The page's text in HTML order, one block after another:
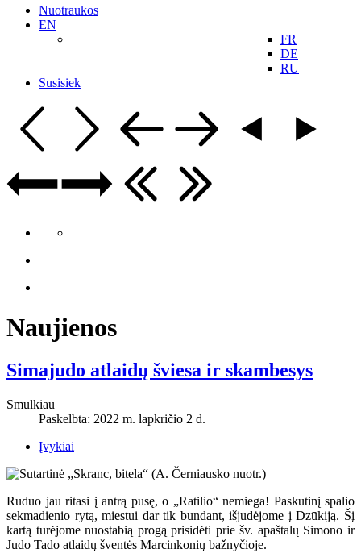
Nuotraukos
EN
FR
DE
RU
Susisiek
Naujienos
Simajudo atlaidų šviesa ir skambesys
Smulkiau
Paskelbta: 2022 m. lapkričio 2 d.
Įvykiai
Ruduo jau ritasi į antrą pusę, o „Ratilio“ nemiega! Paskutinį spalio
sekmadienio rytą, miestui dar tik bundant, išjudėjome į Dzūkiją. Šį
kartą turėjome nuostabią progą prisidėti prie šv. apaštalų Simono ir
Judo Tado atlaidų šventės Marcinkonių bažnyčioje.